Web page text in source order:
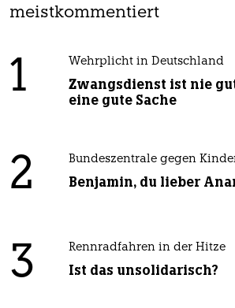
meistkommentiert
1 Wehrplicht in Deutschland
Zwangsdienst ist nie
eine gute Sache
2 Bundeszentrale gegen
Benjamin, du lieber
3 Rennradfahren in der Hitze
Ist das unsolidarisch?